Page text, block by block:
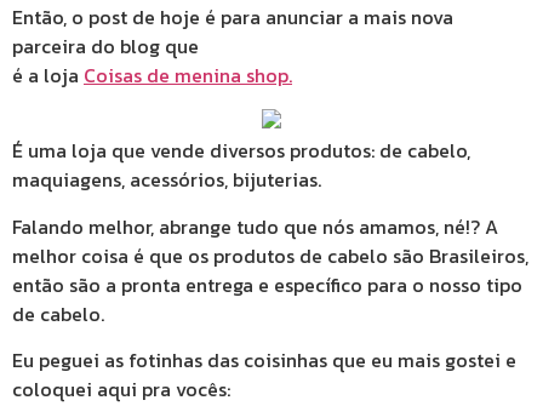
Então, o post de hoje é para anunciar a mais nova
parceira do blog que
é a loja Coisas de menina shop.
É uma loja que vende diversos produtos: de cabelo,
maquiagens, acessórios, bijuterias.
Falando melhor, abrange tudo que nós amamos, né!? A
melhor coisa é que os produtos de cabelo são Brasileiros,
então são a pronta entrega e específico para o nosso tipo
de cabelo.
Eu peguei as fotinhas das coisinhas que eu mais gostei e
coloquei aqui pra vocês: